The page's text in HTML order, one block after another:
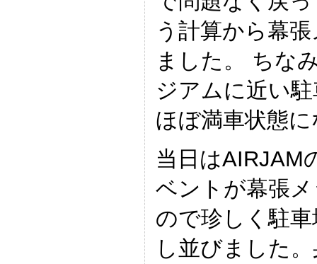
う計算から幕
ました。 ちな
ジアムに近い
ほぼ満車状態
当日はAIRJAM
ベントが幕張
ので珍しく駐
し並びました